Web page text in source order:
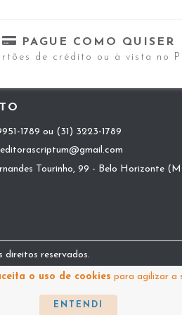
o uso de cookies para agilizar a
ENTENDI
PAGUE COMO QUISER
de crédito ou à vista no
1789 ou (31) 3223-1789
Tourinho, 99 - Belo Horizonte
reservados.